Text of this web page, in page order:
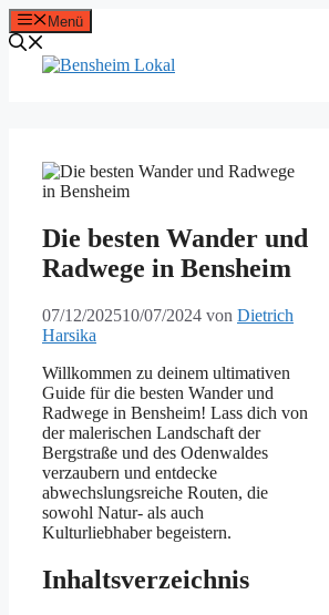
Zum
Inhalt
springen
Menü
Die besten Wander und
Radwege in Bensheim
07/12/202510/07/2024 von Dietrich
Harsika
Willkommen zu deinem ultimativen
Guide für die besten Wander und
Radwege in Bensheim! Lass dich von
der malerischen Landschaft der
Bergstraße und des Odenwaldes
verzaubern und entdecke
abwechslungsreiche Routen, die
sowohl Natur- als auch
Kulturliebhaber begeistern.
Inhaltsverzeichnis